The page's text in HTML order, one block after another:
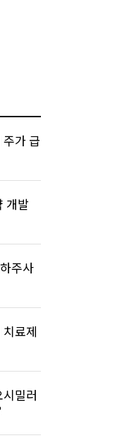
가 급
개발
주사
료제
밀러